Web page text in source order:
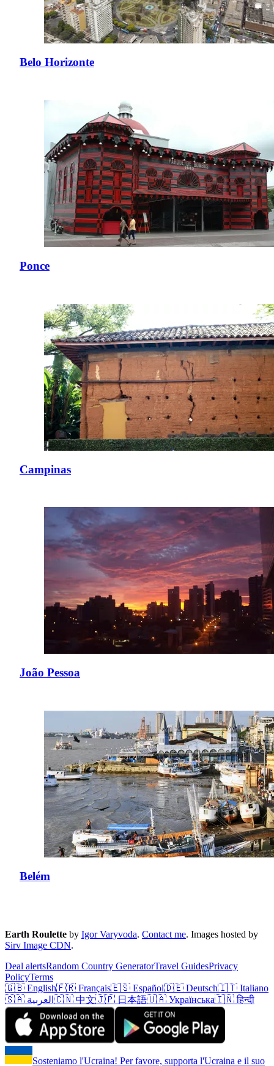
Belo Horizonte
Ponce
Campinas
João Pessoa
Belém
Earth Roulette by Igor Varyvoda. Contact me. Images hosted by
Sirv Image CDN.
Deal alertsRandom Country GeneratorTravel GuidesPrivacy
PolicyTerms
🇬🇧 English🇫🇷 Français🇪🇸 Español🇩🇪 Deutsch🇮🇹 Italiano
🇸🇦 العربية 🇨🇳 中文🇯🇵 日本語🇺🇦 Українська🇮🇳 हिन्दी
Sosteniamo l'Ucraina! Per favore, supporta l'Ucraina e il suo